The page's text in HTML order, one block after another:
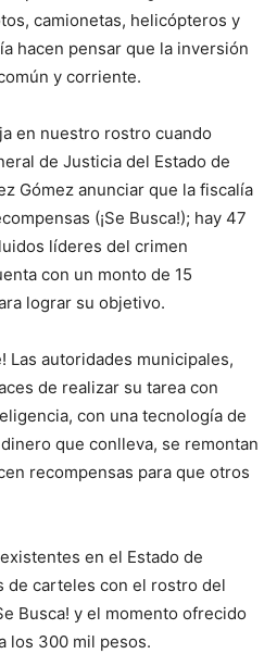
camionetas, helicópteros y
hacen pensar que la inversión
y corriente.
en nuestro rostro cuando
de Justicia del Estado de
Gómez anunciar que la fiscalía
(¡Se Busca!); hay 47
líderes del crimen
con un monto de 15
lograr su objetivo.
Las autoridades municipales,
de realizar su tarea con
con una tecnología de
que conlleva, se remontan
recompensas para que otros
en el Estado de
de carteles con el rostro del
Busca! y el momento ofrecido
los 300 mil pesos.